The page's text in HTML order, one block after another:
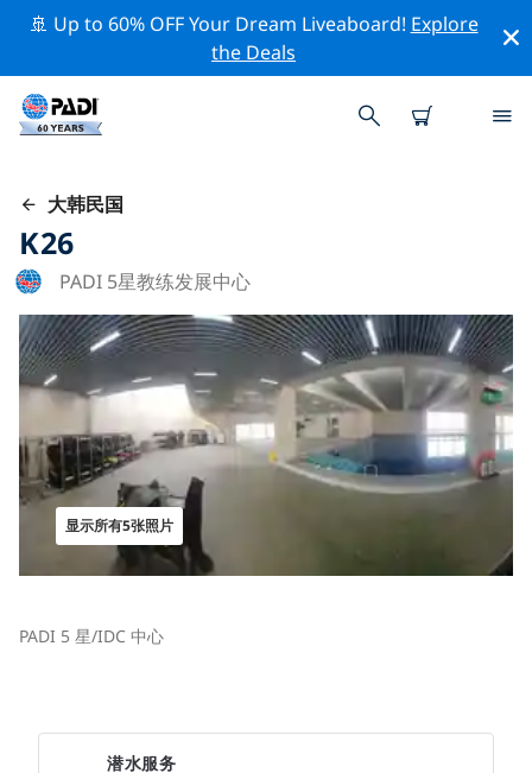
🚢 Up to 60% OFF Your Dream Liveaboard! Explore
the Deals
大韩民国
K26
PADI 5星教练发展中心
显示所有5张照片
PADI 5 星/IDC 中心
潜水服务